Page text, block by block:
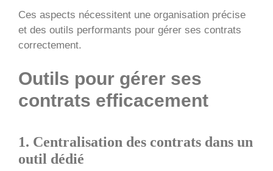
Ces aspects nécessitent une organisation précise
et des outils performants pour gérer ses contrats
correctement.
Outils pour gérer ses
contrats efficacement
1. Centralisation des contrats dans un
outil dédié